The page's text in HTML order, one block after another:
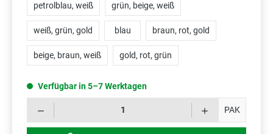
petrolblau, weiß grün, beige, weiß
weiß, grün, gold blau braun, rot, gold
beige, braun, weiß gold, rot, grün
Verfügbar in 5–7 Werktagen
PAK